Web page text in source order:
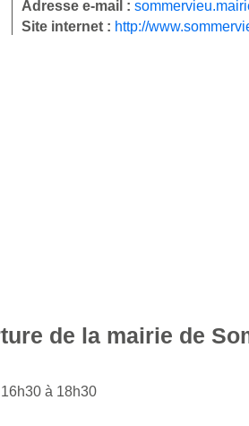
Adresse e-mail :
Site internet : http://
de la mairie de
à 18h30